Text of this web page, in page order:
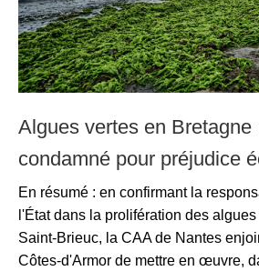
Algues vertes en Bretagne
condamné pour préjudice
En résumé : en confirmant la
l'État dans la prolifération des
Saint-Brieuc, la CAA de Nantes
Côtes-d'Armor de mettre en œuvre,